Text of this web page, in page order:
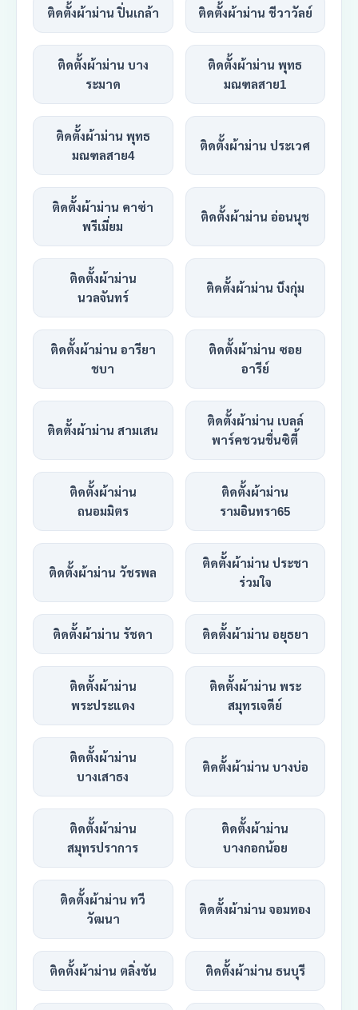
ติดตั้งผ้าม่าน ปิ่นเกล้า ติดตั้งผ้าม่าน ชีวาวัลย์
ติดตั้งผ้าม่าน บาง
ระมาด
ติดตั้งผ้าม่าน พุทธ
มณฑลสาย1
ติดตั้งผ้าม่าน พุทธ
มณฑลสาย4
ติดตั้งผ้าม่าน ประเวศ
ติดตั้งผ้าม่าน คาซ่า
พรีเมี่ยม
ติดตั้งผ้าม่าน อ่อนนุช
ติดตั้งผ้าม่าน
นวลจันทร์
ติดตั้งผ้าม่าน บึงกุ่ม
ติดตั้งผ้าม่าน อารียา
ชบา
ติดตั้งผ้าม่าน ซอย
อารีย์
ติดตั้งผ้าม่าน สามเสน
ติดตั้งผ้าม่าน เบลล์
พาร์คชวนชื่นซิตี้
ติดตั้งผ้าม่าน
ถนอมมิตร
ติดตั้งผ้าม่าน
รามอินทรา65
ติดตั้งผ้าม่าน วัชรพล
ติดตั้งผ้าม่าน ประชา
ร่วมใจ
ติดตั้งผ้าม่าน รัชดา ติดตั้งผ้าม่าน อยุธยา
ติดตั้งผ้าม่าน
พระประแดง
ติดตั้งผ้าม่าน พระ
สมุทรเจดีย์
ติดตั้งผ้าม่าน
บางเสาธง
ติดตั้งผ้าม่าน บางบ่อ
ติดตั้งผ้าม่าน
สมุทรปราการ
ติดตั้งผ้าม่าน
บางกอกน้อย
ติดตั้งผ้าม่าน ทวี
วัฒนา
ติดตั้งผ้าม่าน จอมทอง
ติดตั้งผ้าม่าน ตลิ่งชัน ติดตั้งผ้าม่าน ธนบุรี